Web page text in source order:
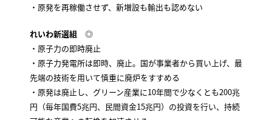
・原発を再稼働させず、新増設も輸出も認めない
れいわ新選組 ◎
・原子力の即時廃止
・原子力発電所は即時、廃止。国が事業者から買い上げ、最
先端の技術を用いて慎重に廃炉をすすめる
・原発は廃止し、グリーン産業に10年間で少なくとも200兆
円（毎年国費5兆円、民間資金15兆円）の投資を行い、持続